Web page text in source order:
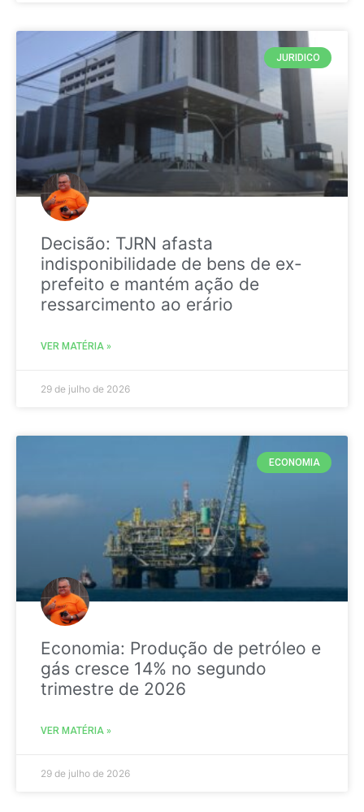
JURIDICO
Decisão: TJRN afasta
indisponibilidade de bens de ex-
prefeito e mantém ação de
ressarcimento ao erário
VER MATÉRIA »
29 de julho de 2026
ECONOMIA
Economia: Produção de petróleo e
gás cresce 14% no segundo
trimestre de 2026
VER MATÉRIA »
29 de julho de 2026